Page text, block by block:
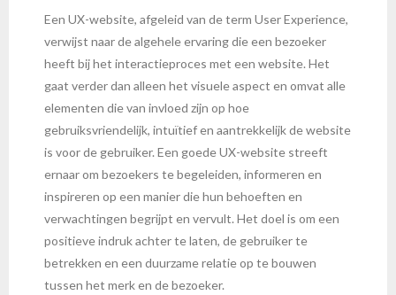
Een UX-website, afgeleid van de term User Experience,
verwijst naar de algehele ervaring die een bezoeker
heeft bij het interactieproces met een website. Het
gaat verder dan alleen het visuele aspect en omvat alle
elementen die van invloed zijn op hoe
gebruiksvriendelijk, intuïtief en aantrekkelijk de website
is voor de gebruiker. Een goede UX-website streeft
ernaar om bezoekers te begeleiden, informeren en
inspireren op een manier die hun behoeften en
verwachtingen begrijpt en vervult. Het doel is om een
positieve indruk achter te laten, de gebruiker te
betrekken en een duurzame relatie op te bouwen
tussen het merk en de bezoeker.